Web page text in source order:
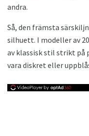
andra.
Så, den främsta
silhuett. I modeller av
av klassisk stil strikt på
vara diskret eller